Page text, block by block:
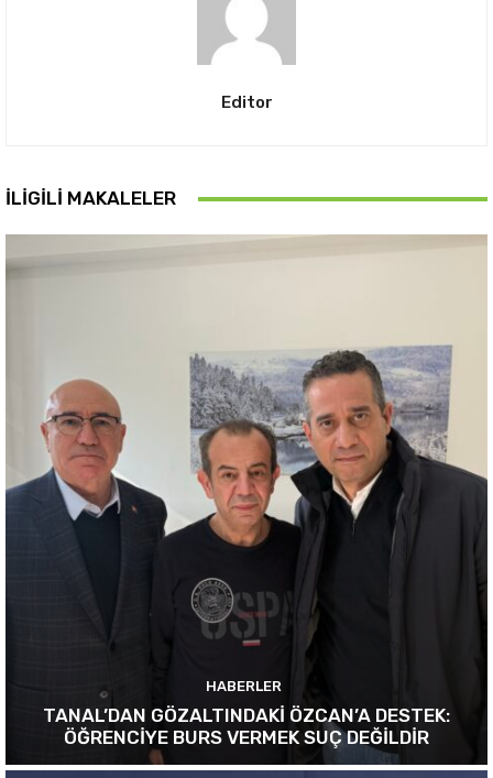
Editor
İLIGILI MAKALELER
HABERLER
TANAL’DAN GÖZALTINDAKİ ÖZCAN’A DESTEK:
ÖĞRENCİYE BURS VERMEK SUÇ DEĞİLDİR